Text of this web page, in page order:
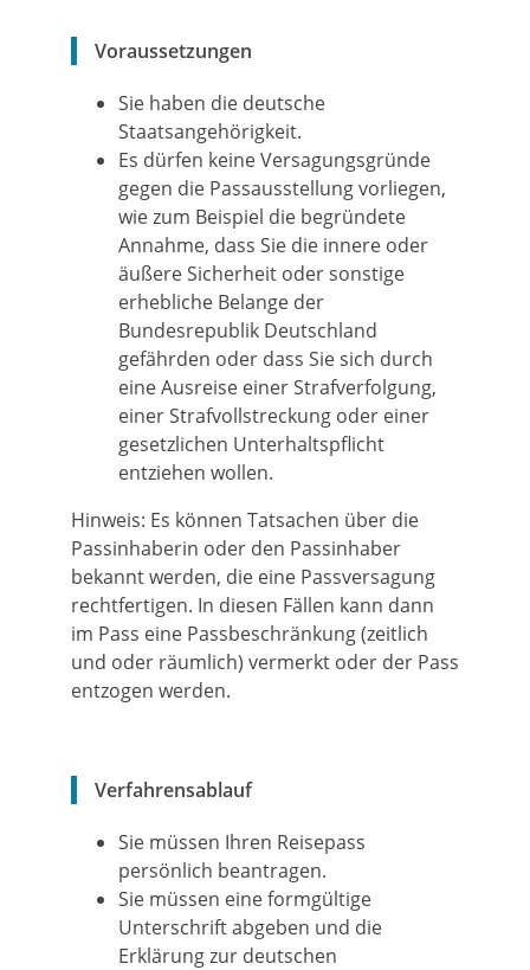
Voraussetzungen
Sie haben die deutsche
Staatsangehörigkeit.
Es dürfen keine Versagungsgründe
gegen die Passausstellung vorliegen,
wie zum Beispiel die begründete
Annahme, dass Sie die innere oder
äußere Sicherheit oder sonstige
erhebliche Belange der
Bundesrepublik Deutschland
gefährden oder dass Sie sich durch
eine Ausreise einer Strafverfolgung,
einer Strafvollstreckung oder einer
gesetzlichen Unterhaltspflicht
entziehen wollen.
Hinweis: Es können Tatsachen über die
Passinhaberin oder den Passinhaber
bekannt werden, die eine Passversagung
rechtfertigen. In diesen Fällen kann dann
im Pass eine Passbeschränkung (zeitlich
und oder räumlich) vermerkt oder der Pass
entzogen werden.
Verfahrensablauf
Sie müssen Ihren Reisepass
persönlich beantragen.
Sie müssen eine formgültige
Unterschrift abgeben und die
Erklärung zur deutschen